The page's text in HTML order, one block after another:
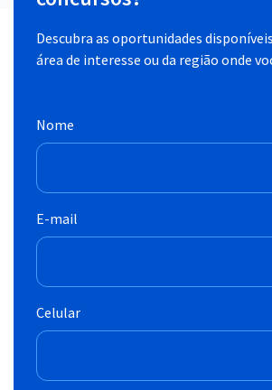
Descubra as oportunidades
área de interesse ou da região onde
Nome
E-mail
Celular